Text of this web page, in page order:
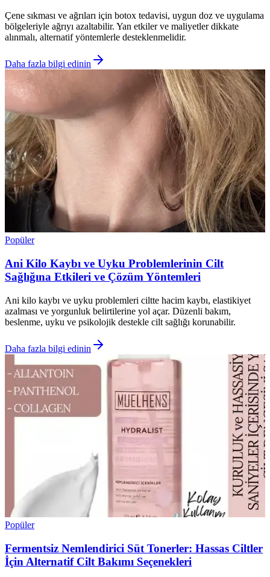
Çene sıkması ve ağrıları için botox tedavisi, uygun doz ve uygulama
bölgeleriyle ağrıyı azaltabilir. Yan etkiler ve maliyetler dikkate
alınmalı, alternatif yöntemlerle desteklenmelidir.
Daha fazla bilgi edinin
Popüler
Ani Kilo Kaybı ve Uyku Problemlerinin Cilt
Sağlığına Etkileri ve Çözüm Yöntemleri
Ani kilo kaybı ve uyku problemleri ciltte hacim kaybı, elastikiyet
azalması ve yorgunluk belirtilerine yol açar. Düzenli bakım,
beslenme, uyku ve psikolojik destekle cilt sağlığı korunabilir.
Daha fazla bilgi edinin
Popüler
Fermentsiz Nemlendirici Süt Tonerler: Hassas Ciltler
İçin Alternatif Cilt Bakımı Seçenekleri